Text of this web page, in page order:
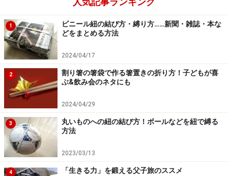
1
ビニール紐の結び方・縛り方……新聞・雑誌・本な
どをまとめる方法
2024/04/17
2
割り箸の箸袋で作る箸置きの折り方！子どもが喜
ぶ&飲み会のネタにも
2024/04/29
3
丸いものへの紐の結び方！ボールなどを紐で縛る
方法
2023/03/13
4 「生きる力」を鍛える父子旅のススメ